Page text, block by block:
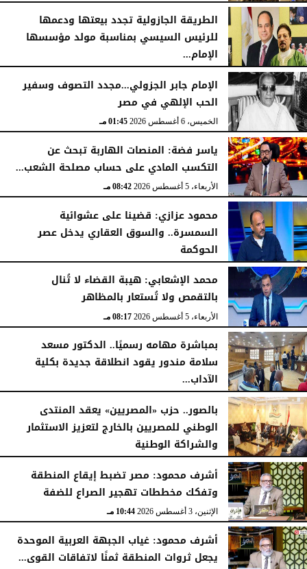
الخميس، 6 أغسطس 2026
الطريقة الجازولية تجدد بيعتها ودعمها
للرئيس السيسي بمناسبة مولد مؤسسها
الإمام...
الخميس، 6 أغسطس 2026
الإمام جابر الجزولي...مجدد التصوف وسفير
الحب الإلهي في مصر
الخميس، 6 أغسطس 2026 01:45 مـ
ياسر فضة: المنصات الهاربة تبحث عن
التكسب المادي على حساب مصلحة الشعب...
الأربعاء، 5 أغسطس 2026 08:42 مـ
محمود عزازي: قضينا على عشوائية
السمسرة.. والسوق العقاري يدخل عصر
الحوكمة
الأربعاء، 5 أغسطس 2026
محمد الإشعابي: هيبة القضاء لا تُنال
بالتقمص ولا تُستعار بالمظاهر
الأربعاء، 5 أغسطس 2026 08:17 مـ
بمباشرة مهامه رسميًا.. الدكتور مسعد
سلامة مندور يقود انطلاقة جديدة بكلية
الآداب...
الأربعاء، 5 أغسطس 2026
بالصور.. حزب «المصريين» يعقد المنتدى
الوطني للمصريين بالخارج لتعزيز الاستثمار
والشراكة الوطنية
الثلاثاء، 4 أغسطس 2026
أشرف محمود: مصر تضبط إيقاع المنطقة
وتفكك مخططات تهجير الصراع للضفة
الإثنين، 3 أغسطس 2026 10:44 مـ
أشرف محمود: غياب الجبهة العربية الموحدة
يجعل ثروات المنطقة ثمنًا لاتفاقات القوى...